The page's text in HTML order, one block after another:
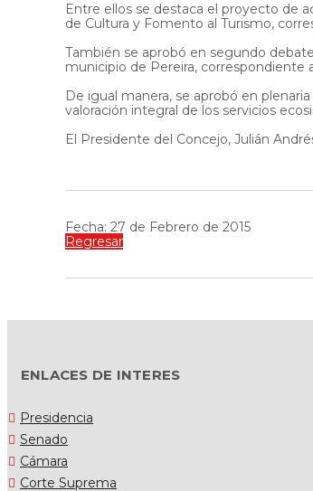
Entre ellos se destaca el proyecto de
de Cultura y Fomento al Turismo,
También se aprobó en segundo
municipio de Pereira, correspondiente
De igual manera, se aprobó en
valoración integral de los servicios
El Presidente del Concejo, Julián
Fecha: 27 de Febrero de 2015
Regresar
ENLACES DE INTERES
Presidencia
Senado
Cámara
Corte Suprema